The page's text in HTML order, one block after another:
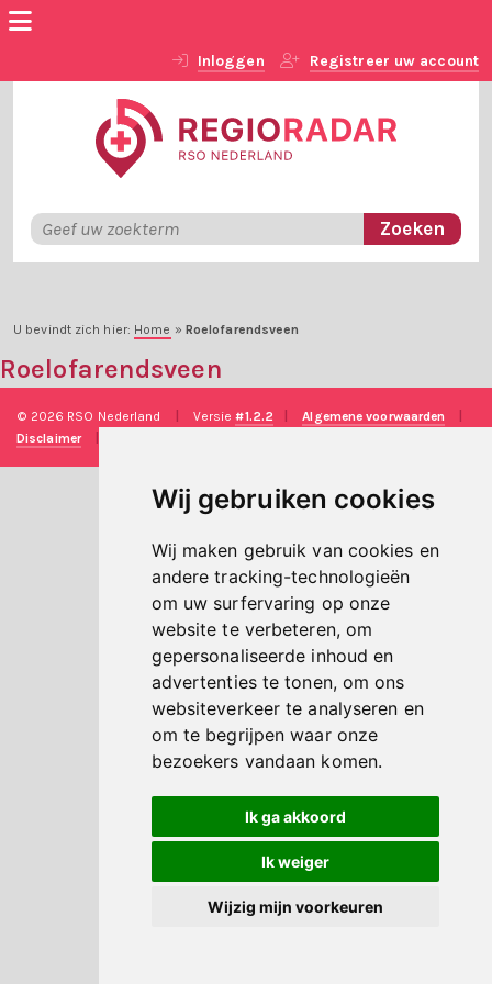
Wij gebruiken cookies
Wij maken gebruik van cookies en
andere tracking-technologieën
om uw surfervaring op onze
website te verbeteren, om
gepersonaliseerde inhoud en
advertenties te tonen, om ons
websiteverkeer te analyseren en
om te begrijpen waar onze
bezoekers vandaan komen.
Ik ga akkoord
Ik weiger
Wijzig mijn voorkeuren
Inloggen Registreer uw account
U bevindt zich hier: Home » Roelofarendsveen
Roelofarendsveen
© 2026 RSO Nederland Versie#1.2.2 Algemene voorwaarden
Disclaimer